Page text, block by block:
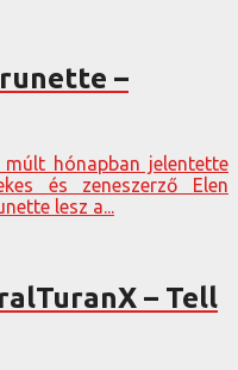
–
hónapban jelentette
és zeneszerző Elen
lesz a...
– Tell